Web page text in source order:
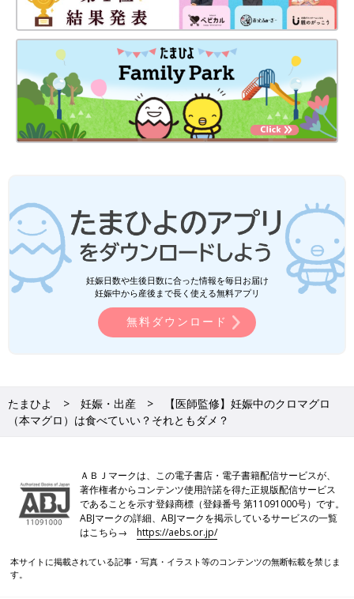
妊娠日数や生後日数に合った情報を毎日お届け
妊娠中から産後まで長く使える無料アプリ
無料ダウンロード
たまひよ 妊娠・出産
【医師監修】妊娠中のクロマグロ
（本マグロ）は食べていい？それともダメ？
ＡＢＪマークは、この電子書店・電子書籍配信サービスが、
著作権者からコンテンツ使用許諾を得た正規版配信サービス
であることを示す登録商標（登録番号 第11091000号）です。
ABJマークの詳細、ABJマークを掲示しているサービスの一覧
はこちら→https://aebs.or.jp/
本サイトに掲載されている記事・写真・イラスト等のコンテンツの無断転載を禁じま
す。